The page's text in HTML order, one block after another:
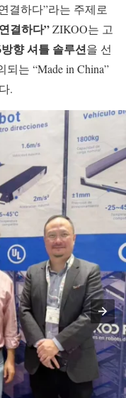
결하다”라는 주제로
결하다”ZIKOO는 고
향 셔틀 솔루션을 선
는 “Made in China”
.